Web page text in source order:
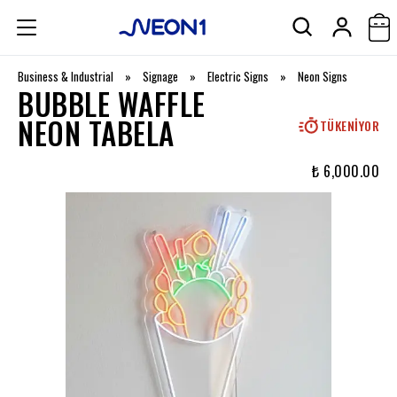
Business & Industrial » Signage » Electric Signs » Neon Signs
BUBBLE WAFFLE
NEON TABELA TÜKENIYOR
₺ 6,000.00